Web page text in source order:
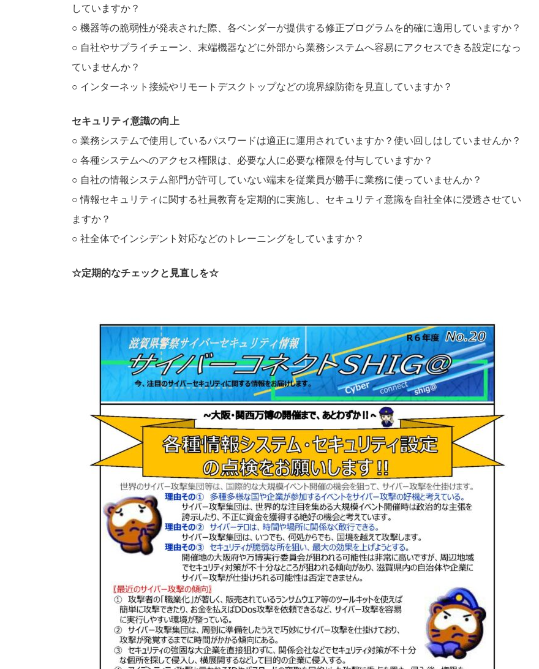
していますか？
○ 機器等の脆弱性が発表された際、各ベンダーが提供する修正プログラムを的確に適用していますか？
○ 自社やサプライチェーン、末端機器などに外部から業務システムへ容易にアクセスできる設定になっ
ていませんか？
○ インターネット接続やリモートデスクトップなどの境界線防衛を見直していますか？
セキュリティ意識の向上
○ 業務システムで使用しているパスワードは適正に運用されていますか？使い回しはしていませんか？
○ 各種システムへのアクセス権限は、必要な人に必要な権限を付与していますか？
○ 自社の情報システム部門が許可していない端末を従業員が勝手に業務に使っていませんか？
○ 情報セキュリティに関する社員教育を定期的に実施し、セキュリティ意識を自社全体に浸透させてい
ますか？
○ 社全体でインシデント対応などのトレーニングをしていますか？
☆定期的なチェックと見直しを☆